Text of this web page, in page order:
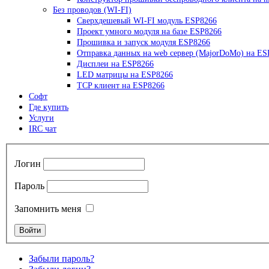
Без проводов (WI-FI)
Сверхдешевый WI-FI модуль ESP8266
Проект умного модуля на базе ESP8266
Прошивка и запуск модуля ESP8266
Отправка данных на web сервер (MajorDoMo) на
Дисплеи на ESP8266
LED матрицы на ESP8266
TCP клиент на ESP8266
Софт
Где купить
Услуги
IRC чат
Логин
Пароль
Запомнить меня
Забыли пароль?